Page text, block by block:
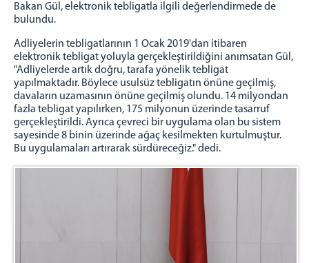
Bakan Gül, elektronik tebligatla ilgili değerlendirmede de
bulundu.
Adliyelerin tebligatlarının 1 Ocak 2019'dan itibaren
elektronik tebligat yoluyla gerçekleştirildiğini anımsatan Gül,
"Adliyelerde artık doğru, tarafa yönelik tebligat
yapılmaktadır. Böylece usulsüz tebligatın önüne geçilmiş,
davaların uzamasının önüne geçilmiş olundu. 14 milyondan
fazla tebligat yapılırken, 175 milyonun üzerinde tasarruf
gerçekleştirildi. Ayrıca çevreci bir uygulama olan bu sistem
sayesinde 8 binin üzerinde ağaç kesilmekten kurtulmuştur.
Bu uygulamaları artırarak sürdüreceğiz." dedi.